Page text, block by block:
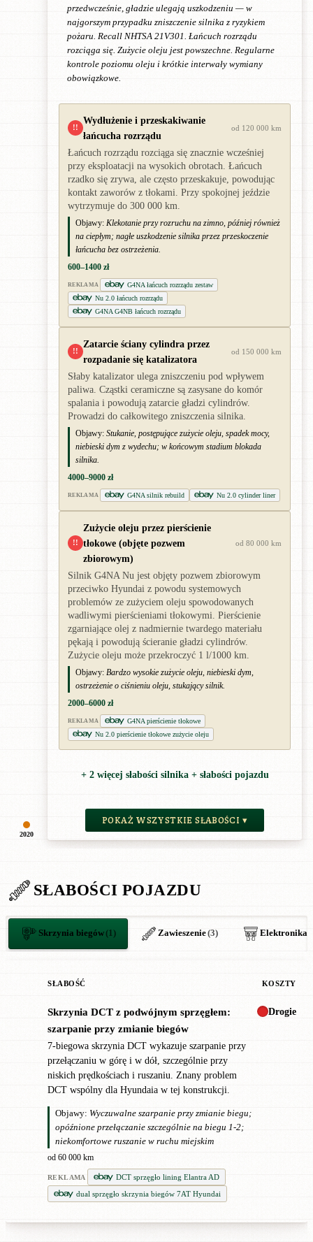
2020
przedwcześnie, gładzie ulegają uszkodzeniu — w
najgorszym przypadku zniszczenie silnika z ryzykiem
pożaru. Recall NHTSA 21V301. Łańcuch rozrządu
rozciąga się. Zużycie oleju jest powszechne. Regularne
kontrole poziomu oleju i krótkie interwały wymiany
obowiązkowe.
!!
Wydłużenie i przeskakiwanie
łańcucha rozrządu
od 120 000 km
Łańcuch rozrządu rozciąga się znacznie wcześniej
przy eksploatacji na wysokich obrotach. Łańcuch
rzadko się zrywa, ale często przeskakuje, powodując
kontakt zaworów z tłokami. Przy spokojnej jeździe
wytrzymuje do 300 000 km.
Objawy: Klekotanie przy rozruchu na zimno, później również
na ciepłym; nagłe uszkodzenie silnika przez przeskoczenie
łańcucha bez ostrzeżenia.
600–1400 zł
REKLAMA
G4NA łańcuch rozrządu zestaw
Nu 2.0 łańcuch rozrządu
G4NA G4NB łańcuch rozrządu
!!
Zatarcie ściany cylindra przez
rozpadanie się katalizatora
od 150 000 km
Słaby katalizator ulega zniszczeniu pod wpływem
paliwa. Cząstki ceramiczne są zasysane do komór
spalania i powodują zatarcie gładzi cylindrów.
Prowadzi do całkowitego zniszczenia silnika.
Objawy: Stukanie, postępujące zużycie oleju, spadek mocy,
niebieski dym z wydechu; w końcowym stadium blokada
silnika.
4000–9000 zł
REKLAMA G4NA silnik rebuild Nu 2.0 cylinder liner
!!
Zużycie oleju przez pierścienie
tłokowe (objęte pozwem
zbiorowym)
od 80 000 km
Silnik G4NA Nu jest objęty pozwem zbiorowym
przeciwko Hyundai z powodu systemowych
problemów ze zużyciem oleju spowodowanych
wadliwymi pierścieniami tłokowymi. Pierścienie
zgarniające olej z nadmiernie twardego materiału
pękają i powodują ścieranie gładzi cylindrów.
Zużycie oleju może przekroczyć 1 l/1000 km.
Objawy: Bardzo wysokie zużycie oleju, niebieski dym,
ostrzeżenie o ciśnieniu oleju, stukający silnik.
2000–6000 zł
REKLAMA
G4NA pierścienie tłokowe
Nu 2.0 pierścienie tłokowe zużycie oleju
+ 2 więcej słabości silnika + słabości pojazdu
POKAŻ WSZYSTKIE SŁABOŚCI ▾
SŁABOŚCI POJAZDU
Skrzynia biegów(1) Zawieszenie(3) Elektronika
SŁABOŚĆ KOSZTY
Skrzynia DCT z podwójnym sprzęgłem:
szarpanie przy zmianie biegów
7-biegowa skrzynia DCT wykazuje szarpanie przy
przełączaniu w górę i w dół, szczególnie przy
niskich prędkościach i ruszaniu. Znany problem
DCT wspólny dla Hyundaia w tej konstrukcji.
Objawy: Wyczuwalne szarpanie przy zmianie biegu;
opóźnione przełączanie szczególnie na biegu 1-2;
niekomfortowe ruszanie w ruchu miejskim
od 60 000 km
REKLAMA
DCT sprzęgło lining Elantra AD
dual sprzęgło skrzynia biegów 7AT Hyundai
Drogie